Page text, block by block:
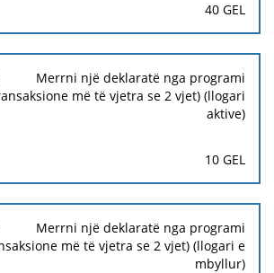
40 GEL
Merrni një deklaratë nga programi
më të vjetra se 2 vjet) (llogari
aktive)
10 GEL
Merrni një deklaratë nga programi
më të vjetra se 2 vjet) (llogari e
mbyllur)